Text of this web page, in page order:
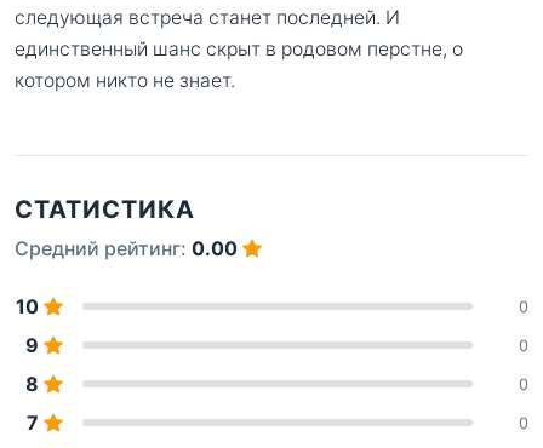
следующая встреча станет последней. И
единственный шанс скрыт в родовом перстне, о
котором никто не знает.
СТАТИСТИКА
Средний рейтинг: 0.00
10 0
9 0
8 0
7 0